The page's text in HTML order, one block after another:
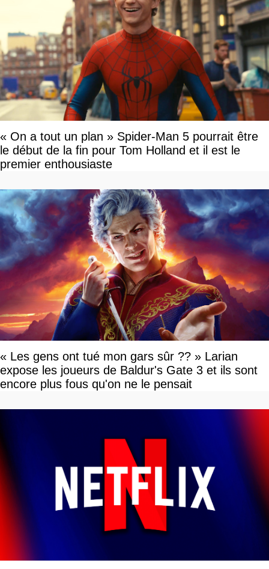
« On a tout un plan » Spider-Man 5 pourrait être
le début de la fin pour Tom Holland et il est le
premier enthousiaste
« Les gens ont tué mon gars sûr ?? » Larian
expose les joueurs de Baldur's Gate 3 et ils sont
encore plus fous qu'on ne le pensait